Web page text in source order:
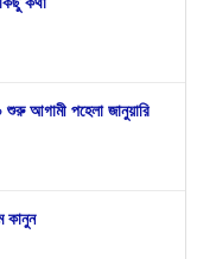
আগামী পহেলা জানুয়ারি
কানুন